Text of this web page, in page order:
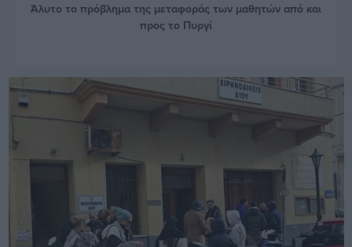
Άλυτο το πρόβλημα της μεταφοράς των μαθητών από και
προς το Πυργί